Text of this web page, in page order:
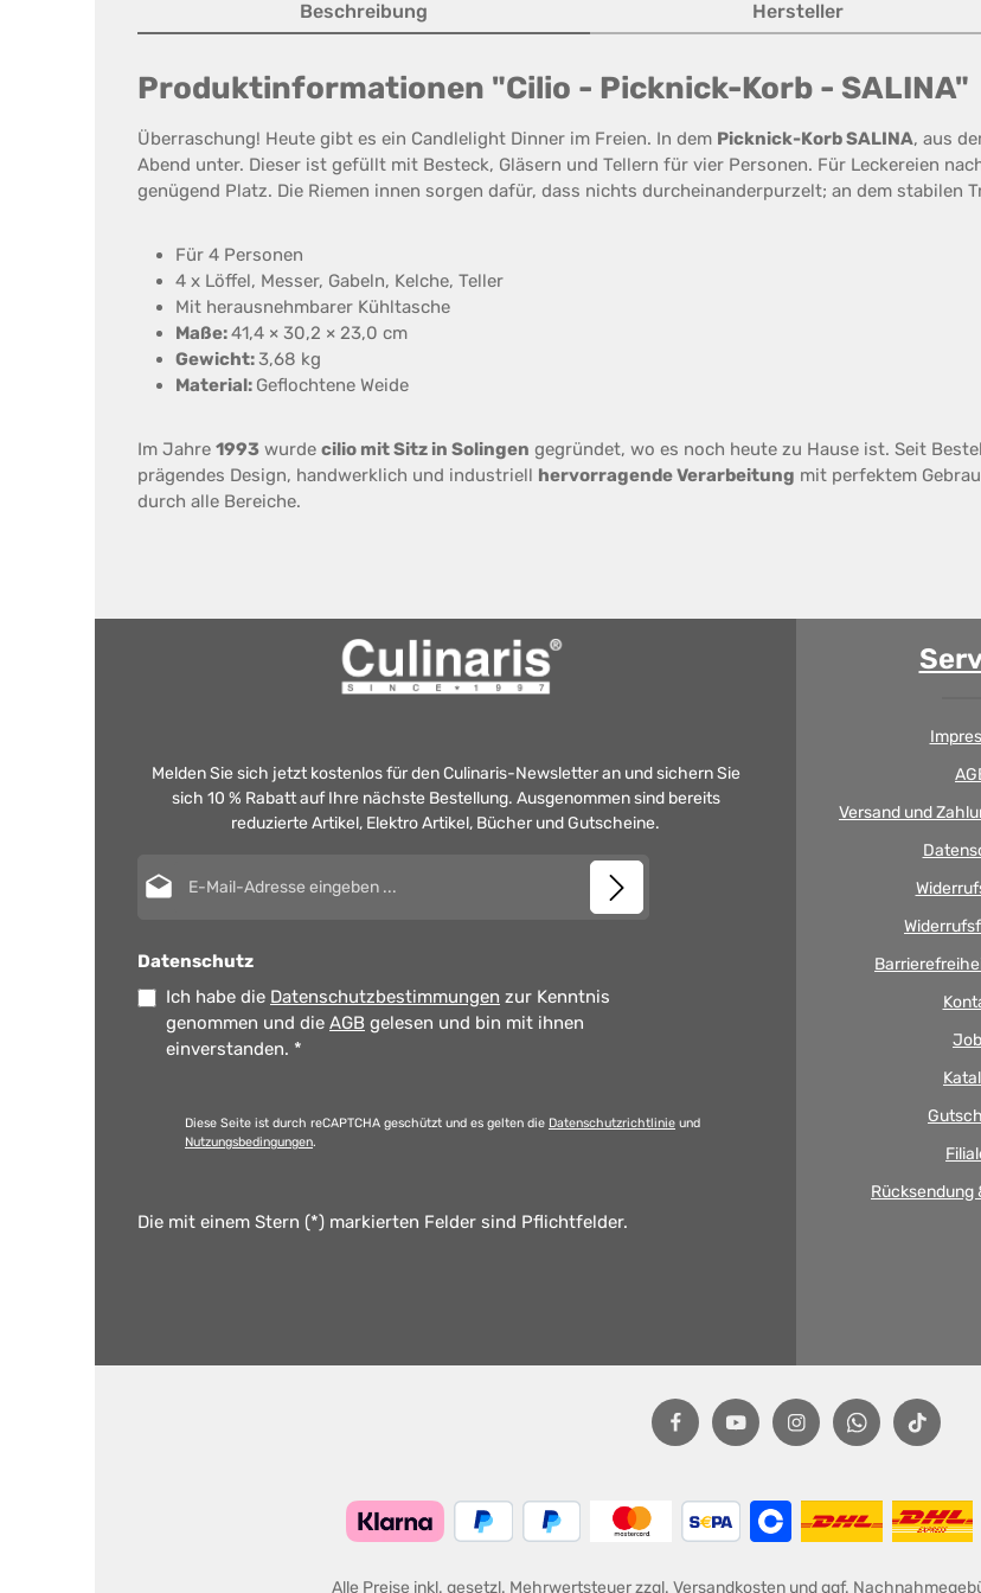
Beschreibung Hersteller
Produktinformationen "Cilio - Picknick-Korb - SALINA"
Überraschung! Heute gibt es ein Candlelight Dinner im Freien. In dem Picknick-Korb SALINA, aus
Abend unter. Dieser ist gefüllt mit Besteck, Gläsern und Tellern für vier Personen. Für Leckereien
genügend Platz. Die Riemen innen sorgen dafür, dass nichts durcheinanderpurzelt; an dem stabilen
Für 4 Personen
4 x Löffel, Messer, Gabeln, Kelche, Teller
Mit herausnehmbarer Kühltasche
Maße:41,4 × 30,2 × 23,0 cm
Gewicht:3,68 kg
Material: Geflochtene Weide
Im Jahre 1993 wurde cilio mit Sitz in Solingen gegründet, wo es noch heute zu Hause ist. Seit
prägendes Design, handwerklich und industriell hervorragende Verarbeitung mit perfektem
durch alle Bereiche.
Melden Sie sich jetzt kostenlos für den Culinaris-Newsletter an und sichern Sie
sich 10 % Rabatt auf Ihre nächste Bestellung. Ausgenommen sind bereits
reduzierte Artikel, Elektro Artikel, Bücher und Gutscheine.
Datenschutz
Ich habe die Datenschutzbestimmungen zur Kenntnis
genommen und die AGB gelesen und bin mit ihnen
einverstanden. *
Diese Seite ist durch reCAPTCHA geschützt und es gelten die Datenschutzrichtlinie und
Nutzungsbedingungen.
Die mit einem Stern (*) markierten Felder sind Pflichtfelder.
Versand und
Rücksendung
Alle Preise inkl. gesetzl. Mehrwertsteuer zzgl. Versandkostenund ggf.